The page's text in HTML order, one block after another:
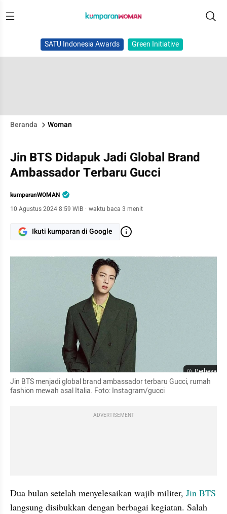
SATU Indonesia Awards Green Initiative
Beranda Woman
Jin BTS Didapuk Jadi Global Brand
Ambassador Terbaru Gucci
kumparanWOMAN
10 Agustus 2024 8:59 WIB · waktu baca 3 menit
Ikuti kumparan di Google
Perbesar
Jin BTS menjadi global brand ambassador terbaru Gucci, rumah
fashion mewah asal Italia. Foto: Instagram/gucci
ADVERTISEMENT
Dua bulan setelah menyelesaikan wajib militer, Jin BTS
langsung disibukkan dengan berbagai kegiatan. Salah